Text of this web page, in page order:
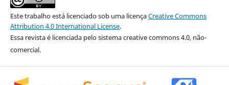
Este trabalho está licenciado sob uma licençaCreative Commons
Attribution 4.0 International License.
Essa revista é licenciada pelo sistema creative commons 4.0, não-
comercial.